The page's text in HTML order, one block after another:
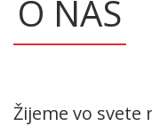
O NÁS
Žijeme vo svete